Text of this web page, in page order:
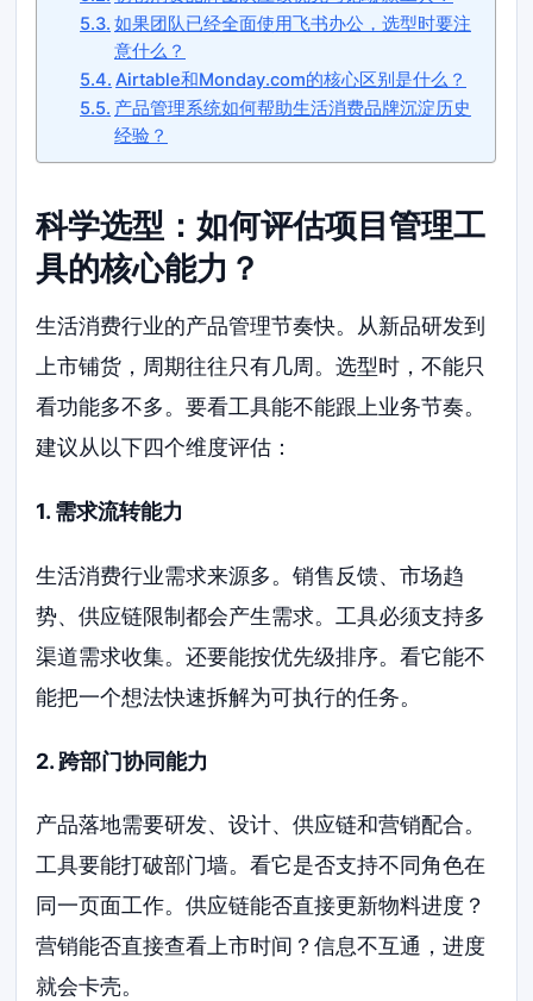
如果团队已经全面使用飞书办公，选型时要注
意什么？
Airtable和Monday.com的核心区别是什么？
产品管理系统如何帮助生活消费品牌沉淀历史
经验？
科学选型：如何评估项目管理工
具的核心能力？
生活消费行业的产品管理节奏快。从新品研发到
上市铺货，周期往往只有几周。选型时，不能只
看功能多不多。要看工具能不能跟上业务节奏。
建议从以下四个维度评估：
1. 需求流转能力
生活消费行业需求来源多。销售反馈、市场趋
势、供应链限制都会产生需求。工具必须支持多
渠道需求收集。还要能按优先级排序。看它能不
能把一个想法快速拆解为可执行的任务。
2. 跨部门协同能力
产品落地需要研发、设计、供应链和营销配合。
工具要能打破部门墙。看它是否支持不同角色在
同一页面工作。供应链能否直接更新物料进度？
营销能否直接查看上市时间？信息不互通，进度
就会卡壳。